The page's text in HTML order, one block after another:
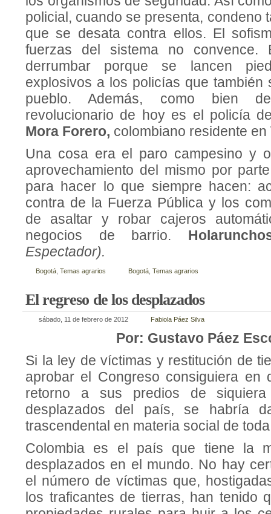
policial, cuando se presenta, condeno
que se desata contra ellos. El
fuerzas del sistema no
derrumbar porque se lancen
explosivos a los policías que
pueblo. Además, como bien
revolucionario de hoy es el policía
Mora Forero, colombiano residente
Una cosa era el paro campesino y
aprovechamiento del mismo por
para hacer lo que siempre hacen:
contra de la Fuerza Pública y los
de asaltar y robar cajeros
negocios de barrio. H
Espectador).
Bogotá Temas agrarios Bogotá Temas agrarios
El regreso de los desplazados
sábado, 11 de febrero de 2012 Fabiola Páez Silva
Por: Gustavo Páez
Si la ley de víctimas y restitución de
aprobar el Congreso consiguiera en
retorno a sus predios de
desplazados del país, se habría
trascendental en materia social de
Colombia es el país que tiene la
desplazados en el mundo. No hay
el número de víctimas que,
los traficantes de tierras, han tenido